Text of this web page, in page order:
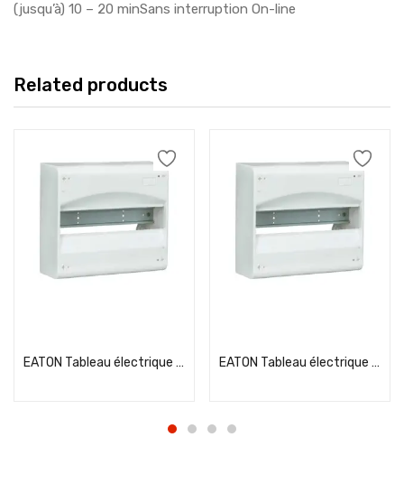
(jusqu’à) 10 – 20 minSans interruption On-line
Related products
EATON Tableau électrique nu 1 rangée 13 modules – 294868 EATON Tableau électrique nu 1 rangée 13 modules – 294868